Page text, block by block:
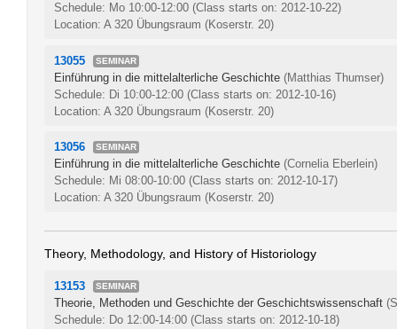
Schedule: Mo 10:00-12:00 (Class starts on: 2012-10-22)
Location: A 320 Übungsraum (Koserstr. 20)
13055 SEMINAR
Einführung in die mittelalterliche Geschichte (Matthias Thumser)
Schedule: Di 10:00-12:00 (Class starts on: 2012-10-16)
Location: A 320 Übungsraum (Koserstr. 20)
13056 SEMINAR
Einführung in die mittelalterliche Geschichte (Cornelia Eberlein)
Schedule: Mi 08:00-10:00 (Class starts on: 2012-10-17)
Location: A 320 Übungsraum (Koserstr. 20)
Theory, Methodology, and History of Historiology
13153 SEMINAR
Theorie, Methoden und Geschichte der Geschichtswissenschaft
Schedule: Do 12:00-14:00 (Class starts on: 2012-10-18)